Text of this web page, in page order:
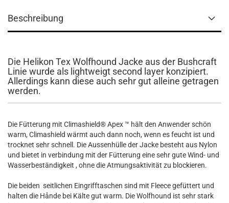
Beschreibung
Die Helikon Tex Wolfhound Jacke aus der Bushcraft
Linie wurde als lightweigt second layer konzipiert.
Allerdings kann diese auch sehr gut alleine getragen
werden.
Die Fütterung mit Climashield® Apex ™ hält den Anwender schön
warm, Climashield wärmt auch dann noch, wenn es feucht ist und
trocknet sehr schnell. Die Aussenhülle der Jacke besteht aus Nylon
und bietet in verbindung mit der Fütterung eine sehr gute Wind- und
Wasserbeständigkeit , ohne die Atmungsaktivität zu blockieren.
Die beiden seitlichen Eingrifftaschen sind mit Fleece gefüttert und
halten die Hånde bei Kälte gut warm. Die Wolfhound ist sehr stark